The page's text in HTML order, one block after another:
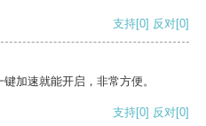
支持[0] 反对[0]
加速就能开启，非常方便。
支持[0] 反对[0]